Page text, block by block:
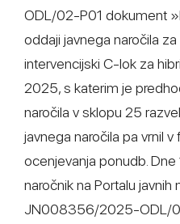
ODL/02-P01 dokument
oddaji javnega naročila
intervencijski C-lok za
2025, s katerim je
naročila v sklopu 25
javnega naročila pa vrnil v
ocenjevanja ponudb. Dne
naročnik na Portalu javnih
JN008356/2025-ODL/